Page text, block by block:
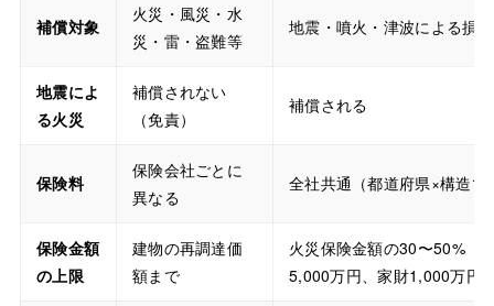
補償対象
火災・風災・水
災・雷・盗難等
地震・噴火・津波による損
地震によ
る火災
補償されない
（免責）
補償される
保険料
保険会社ごとに
異なる
全社共通（都道府県×構造で
保険金額
の上限
建物の再調達価
額まで
火災保険金額の30〜50%（
5,000万円、家財1,000万円